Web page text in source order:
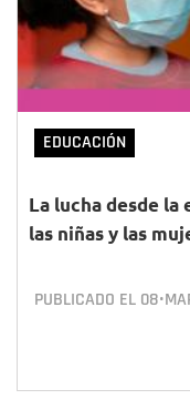
EDUCACIÓN
La lucha desde la
las niñas y las
PUBLICADO EL